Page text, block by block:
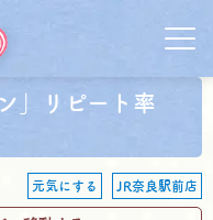
」リピート率
元気にする JR奈良駅前店